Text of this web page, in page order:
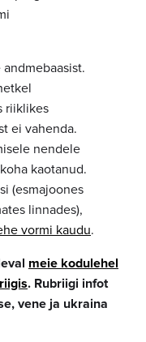
riiklikes
ei vahenda.
nendele
kaotanud.
(esmajoones
linnades),
vormi kaudu.
meie kodulehel
. Rubriigi infot
vene ja ukraina